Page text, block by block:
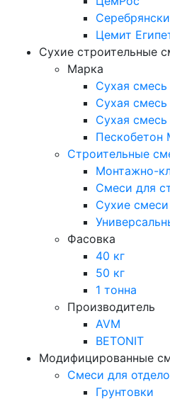
Цемит
Сухие строительные
Марка
Сухая
Сухая
Сухая
Пескобетон
Строительные
Монтажно-
Смеси для
Сухие
Фасовка
40 кг
50 кг
1 тонна
Производитель
AVM
BETONIT
Модифицированные
Смеси для
Грунтовки